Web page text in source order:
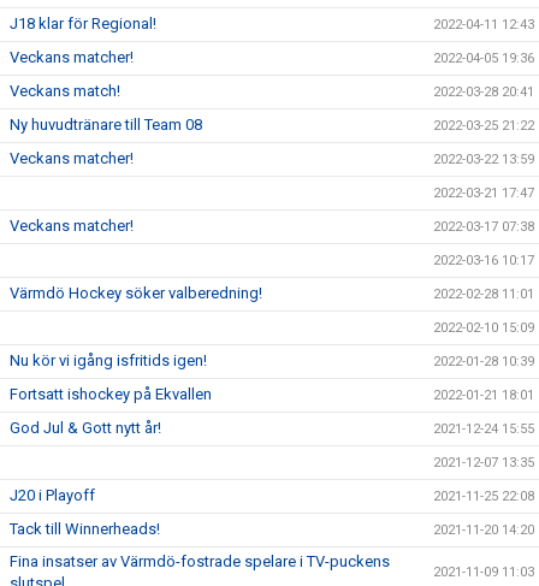
J18 klar för Regional! 2022-04-11 12:43
Veckans matcher! 2022-04-05 19:36
Veckans match! 2022-03-28 20:41
Ny huvudtränare till Team 08 2022-03-25 21:22
Veckans matcher! 2022-03-22 13:59
2022-03-21 17:47
Veckans matcher! 2022-03-17 07:38
2022-03-16 10:17
Värmdö Hockey söker valberedning! 2022-02-28 11:01
2022-02-10 15:09
Nu kör vi igång isfritids igen! 2022-01-28 10:39
Fortsatt ishockey på Ekvallen 2022-01-21 18:01
God Jul & Gott nytt år! 2021-12-24 15:55
2021-12-07 13:35
J20 i Playoff 2021-11-25 22:08
Tack till Winnerheads! 2021-11-20 14:20
Fina insatser av Värmdö-fostrade spelare i TV-puckens
2021-11-09 11:03